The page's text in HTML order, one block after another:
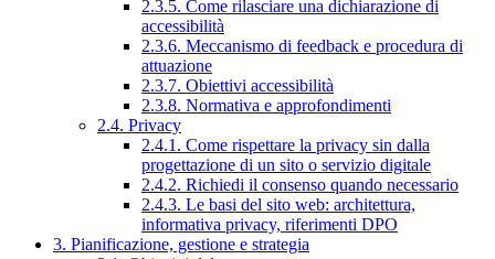
2.3.5. Come rilasciare una dichiarazione di
accessibilità
2.3.6. Meccanismo di feedback e procedura di
attuazione
2.3.7. Obiettivi accessibilità
2.3.8. Normativa e approfondimenti
2.4. Privacy
2.4.1. Come rispettare la privacy sin dalla
progettazione di un sito o servizio digitale
2.4.2. Richiedi il consenso quando necessario
2.4.3. Le basi del sito web: architettura,
informativa privacy, riferimenti DPO
3. Pianificazione, gestione e strategia